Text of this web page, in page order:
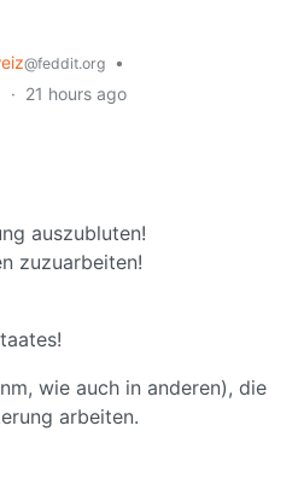
@feddit.org
•
· 21 hours ago
auszubluten!
zuzuarbeiten!
wie auch in anderen), die
arbeiten.